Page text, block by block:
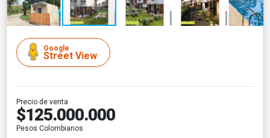
Google
Street View
Precio de venta
$125.000.000
Pesos Colombianos